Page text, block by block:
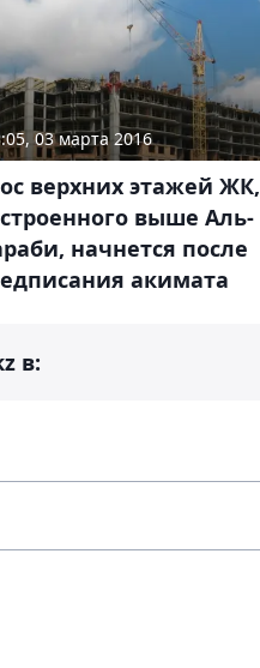
03 марта 2016
верхних этажей ЖК,
выше Аль-
начнется после
акимата
в: